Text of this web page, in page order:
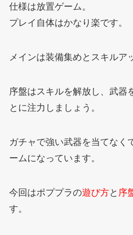
仕様は放置ゲーム。
プレイ自体はかなり楽です。
メインは装備集めとスキルア
序盤はスキルを解放し、武器
とに注力しましょう。
ガチャで強い武器を当てなく
ームになっています。
今回はポププラの遊び方と 序
す。